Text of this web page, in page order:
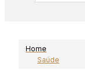
Home
Saúde